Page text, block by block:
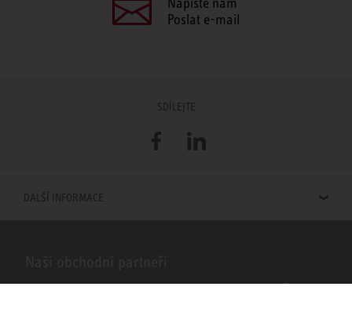
Poslat e-mail
SDÍLEJTE
FacebookLinkedIn
DALŠÍ INFORMACE
Hledáte obchodní partnery STIEBEL ELTRON ve vašem okolí? Žádný